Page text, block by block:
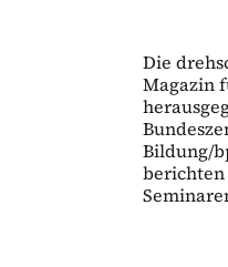
Die
Magazin
Bildung/